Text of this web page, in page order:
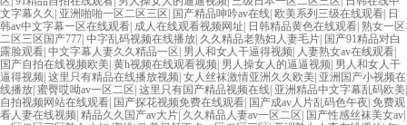
文字幕久久 | 亚洲啪啪一区二区三区| 国产精品呻吟av在线| 欧美系列三级在线观看| 日
韩av中文字幕一区在线观看| 成人在线观看视频网址| 日韩精品黄色在线观看| 熟女一区
二区三区国产777| 中字乱码视频在线播放| 久久精品老熟妇人妻毛片| 国产91精品对白
露脸观看| 中文字幕人妻久久精品一区| 男人和女人干逼得视频| 人妻熟女av在线观看|
国产自拍在线视频欧美| 黄h视频在线观看视频| 男人操女人的逼逼视频| 男人和女人干
逼得视频| 这里只有精品在线播放视频| 女人丝袜激情亚洲久久欧美| 亚洲国产小视频在
线播放| 蜜臀哎呦av一区二区| 这里只有国产精品视频在线| 亚洲精品中文字幕乱码欧美|
自拍视频网站在线观看| 国产探花视频免费在线观看| 国产成av人片乱码色午夜| 免费观
看人妻在线视频| 精品久久国产av大片| 久久精品人妻av一区二区| 国产性感丝袜美女av|